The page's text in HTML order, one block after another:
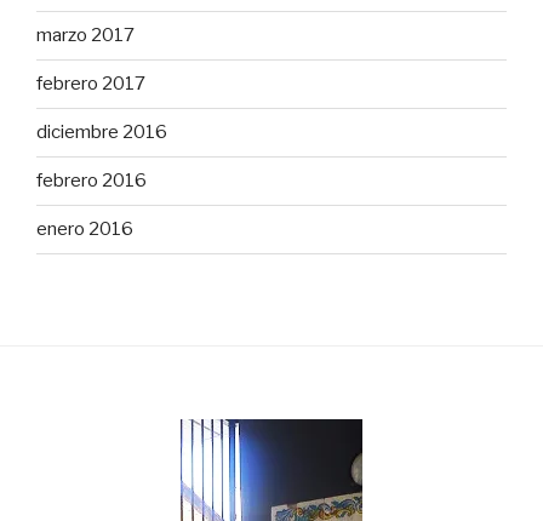
marzo 2017
febrero 2017
diciembre 2016
febrero 2016
enero 2016